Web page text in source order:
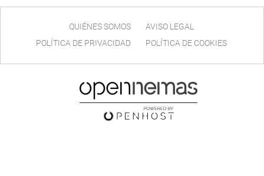
QUIÉNES SOMOS
AVISO LEGAL
POLÍTICA DE PRIVACIDAD
POLÍTICA DE COOKIES